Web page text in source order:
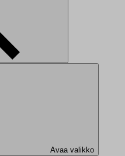
Avaa valikko